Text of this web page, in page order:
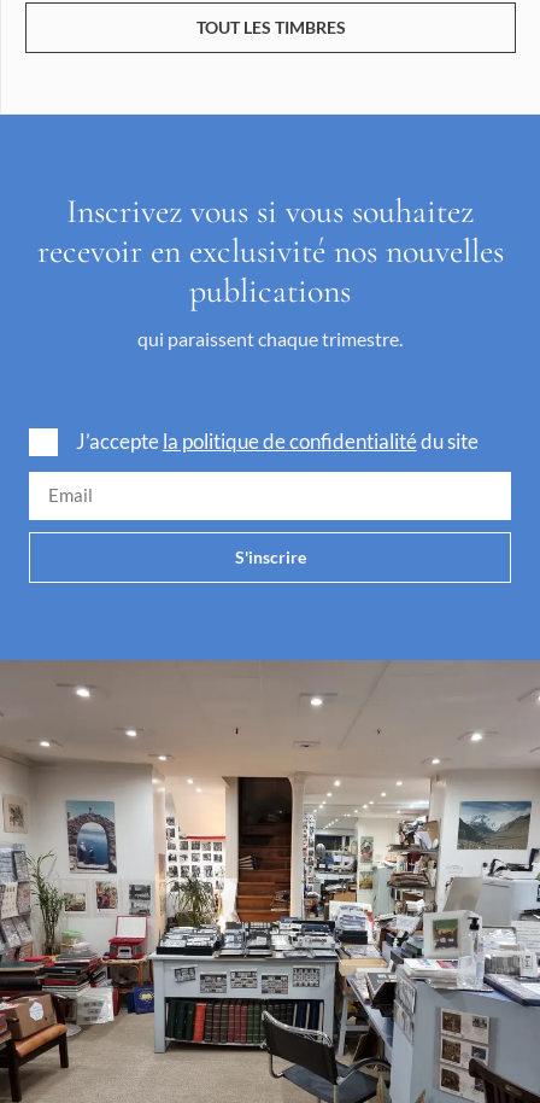
TOUT LES TIMBRES
Inscrivez vous si vous souhaitez
recevoir en exclusivité nos nouvelles
publications
qui paraissent chaque trimestre.
J’acceptela politique de confidentialitédu site
S'inscrire